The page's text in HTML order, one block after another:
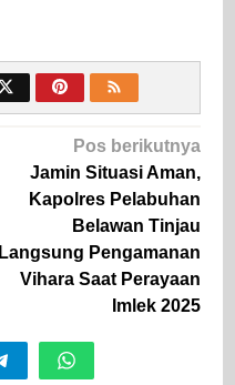
Pos berikutnya
Jamin Situasi Aman,
Kapolres Pelabuhan
Belawan Tinjau
Langsung Pengamanan
Vihara Saat Perayaan
Imlek 2025